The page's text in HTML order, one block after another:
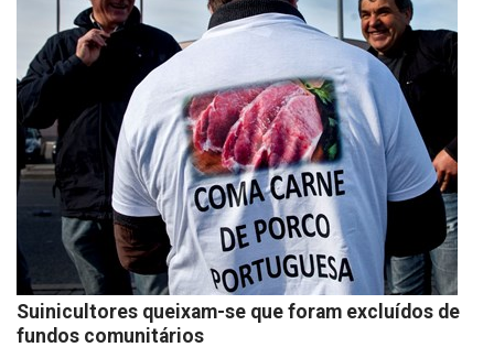
Suinicultores queixam-se que foram excluídos de
fundos comunitários